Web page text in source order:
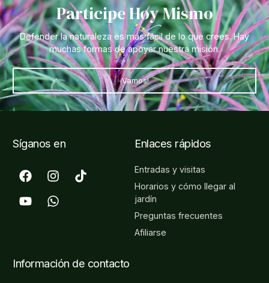
Participe Hoy Mismo
Defender la naturaleza es más fácil de lo que crees. Hay
muchas formas de apoyar nuestra misión.
¡Vamos!
Síganos en Enlaces rápidos
Entradas y visitas
Horarios y cómo llegar al
jardín
Preguntas frecuentes
Afiliarse
Información de contacto